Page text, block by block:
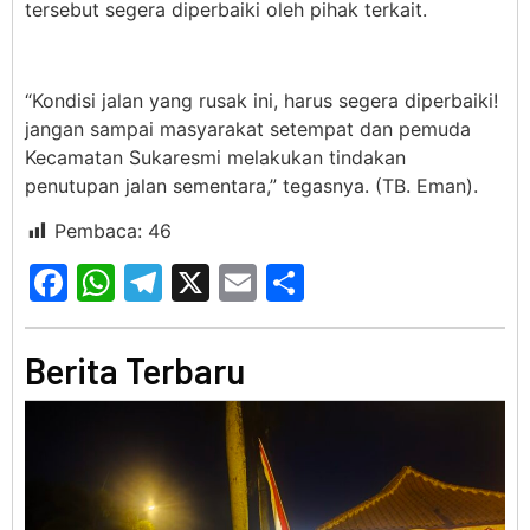
tersebut segera diperbaiki oleh pihak terkait.
“Kondisi jalan yang rusak ini, harus segera diperbaiki!
jangan sampai masyarakat setempat dan pemuda
Kecamatan Sukaresmi melakukan tindakan
penutupan jalan sementara,” tegasnya. (TB. Eman).
Pembaca: 46
Facebook
WhatsApp
Telegram
X Email
Berita Terbaru